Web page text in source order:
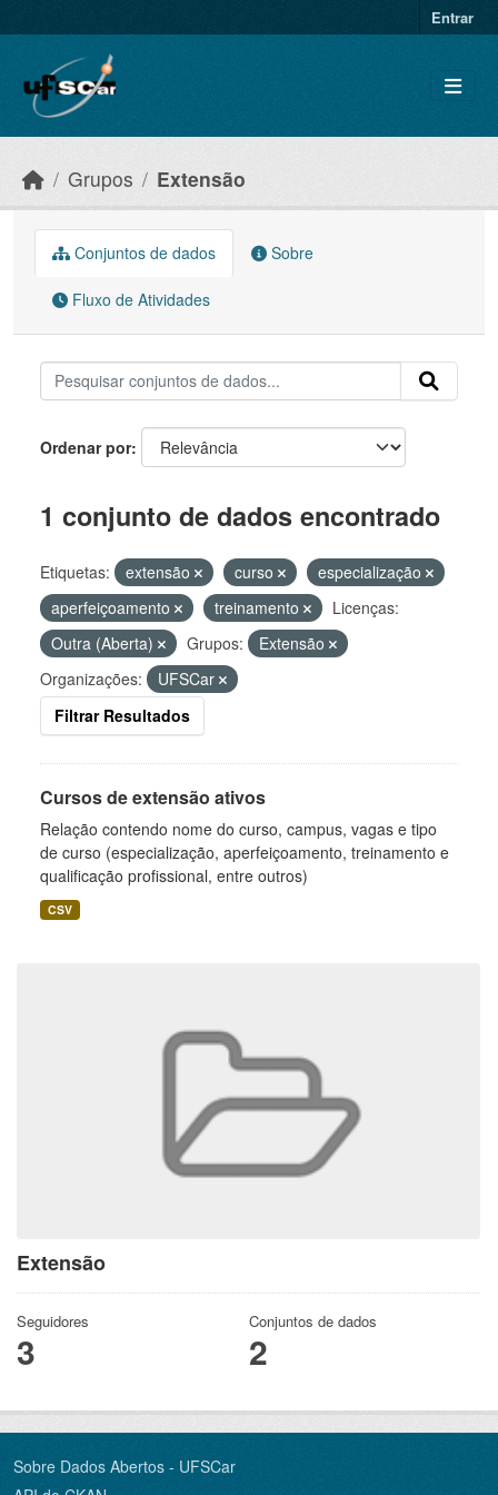
Entrar
Grupos Extensão
Extensão
Seguidores
3
Conjuntos de dados
2
Conjuntos de dados Sobre
Fluxo de Atividades
Ordenar por
1 conjunto de dados encontrado
Etiquetas: extensão curso
especialização
aperfeiçoamento
treinamento
Licenças:
Outra (Aberta)
Grupos:
Extensão
Organizações:
UFSCar
Filtrar Resultados
Cursos de extensão ativos
Relação contendo nome do curso, campus, vagas e tipo
de curso (especialização, aperfeiçoamento, treinamento e
qualificação profissional, entre outros)
CSV
Sobre Dados Abertos - UFSCar